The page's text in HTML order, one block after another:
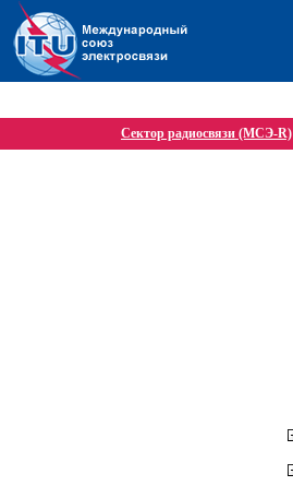
Сектор радиосвязи (МСЭ-R)